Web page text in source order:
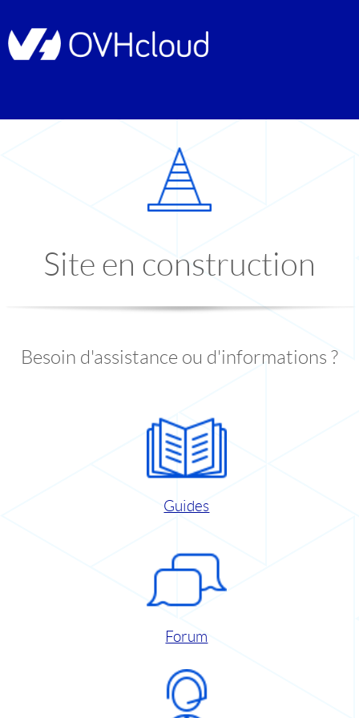
Site en construction
Besoin d'assistance ou d'informations ?
Guides
Forum